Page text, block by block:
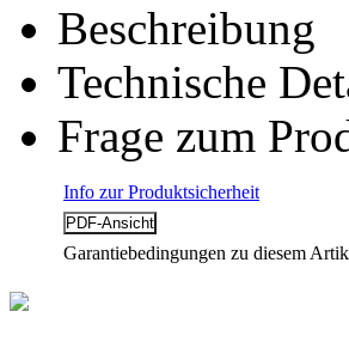
Beschreibung
Technische
Frage zum
Info zur Produktsicherheit
Garantiebedingungen zu diesem